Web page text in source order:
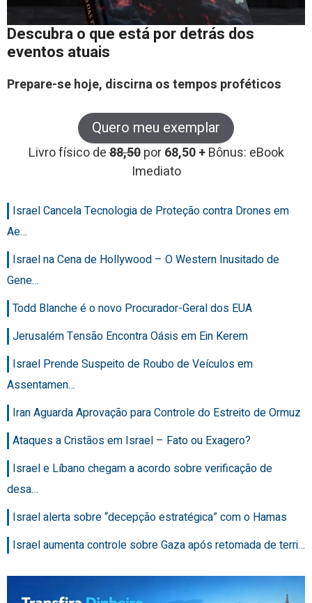
Descubra o que está por detrás dos
eventos atuais
Prepare-se hoje, discirna os tempos proféticos
Quero meu exemplar
Livro físico de88,50 por68,50 +Bônus: eBook
Imediato
Israel Cancela Tecnologia de Proteção contra Drones em
Ae…
Israel na Cena de Hollywood – O Western Inusitado de
Gene…
Todd Blanche é o novo Procurador-Geral dos EUA
Jerusalém Tensão Encontra Oásis em Ein Kerem
Israel Prende Suspeito de Roubo de Veículos em
Assentamen…
Iran Aguarda Aprovação para Controle do Estreito de Ormuz
Ataques a Cristãos em Israel – Fato ou Exagero?
Israel e Líbano chegam a acordo sobre verificação de
desa…
Israel alerta sobre “decepção estratégica” com o Hamas
Israel aumenta controle sobre Gaza após retomada de terri…